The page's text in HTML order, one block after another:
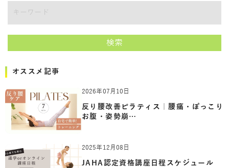
検索
オススメ記事
2026年07月10日
反り腰改善ピラティス｜腰痛・ぽっこり
お腹・姿勢崩…
2025年12月08日
JAHA認定資格講座日程スケジュール